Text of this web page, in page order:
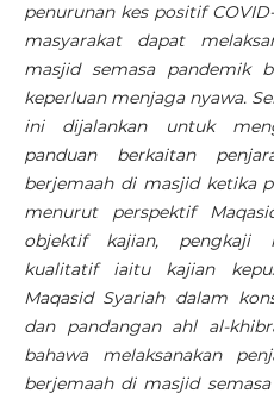
penurunan kes positif
masyarakat dapat
masjid semasa pandemik
keperluan menjaga nyawa.
ini dijalankan untuk
panduan berkaitan
berjemaah di masjid ketika
menurut perspektif
objektif kajian, pengkaji
kualitatif iaitu kajian
Maqasid Syariah dalam
dan pandangan ahl al-
bahawa melaksanakan
berjemaah di masjid